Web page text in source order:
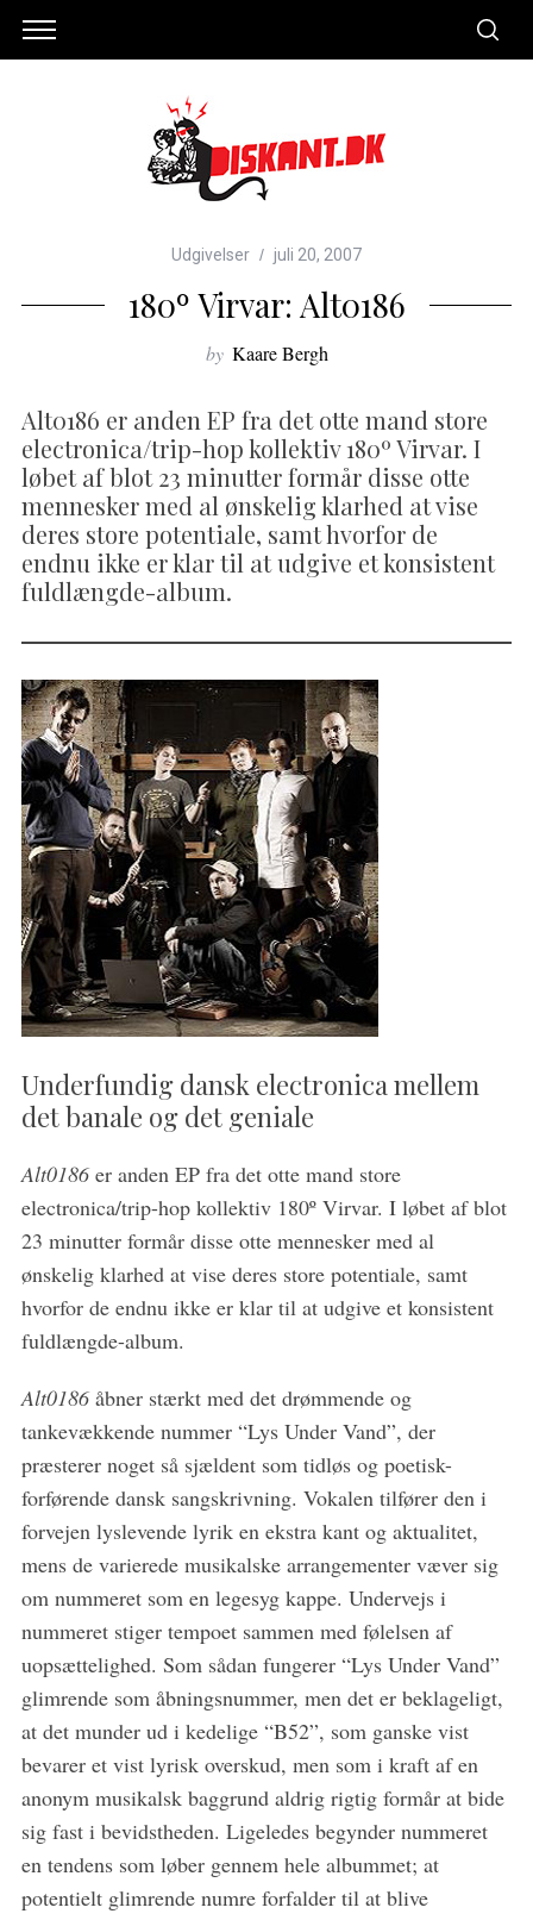
Udgivelser juli 20, 2007
180º Virvar: Alt0186
by Kaare Bergh
Alt0186 er anden EP fra det otte mand store
electronica/trip-hop kollektiv 180º Virvar. I
løbet af blot 23 minutter formår disse otte
mennesker med al ønskelig klarhed at vise
deres store potentiale, samt hvorfor de
endnu ikke er klar til at udgive et konsistent
fuldlængde-album.
Underfundig dansk electronica mellem
det banale og det geniale
Alt0186er anden EP fra det otte mand store
electronica/trip-hop kollektiv 180º Virvar. I løbet af blot
23 minutter formår disse otte mennesker med al
ønskelig klarhed at vise deres store potentiale, samt
hvorfor de endnu ikke er klar til at udgive et konsistent
fuldlængde-album.
Alt0186åbner stærkt med det drømmende og
tankevækkende nummer “Lys Under Vand”, der
præsterer noget så sjældent som tidløs og poetisk-
forførende dansk sangskrivning. Vokalen tilfører den i
forvejen lyslevende lyrik en ekstra kant og aktualitet,
mens de varierede musikalske arrangementer væver sig
om nummeret som en legesyg kappe. Undervejs i
nummeret stiger tempoet sammen med følelsen af
uopsættelighed. Som sådan fungerer “Lys Under Vand”
glimrende som åbningsnummer, men det er beklageligt,
at det munder ud i kedelige “B52”, som ganske vist
bevarer et vist lyrisk overskud, men som i kraft af en
anonym musikalsk baggrund aldrig rigtig formår at bide
sig fast i bevidstheden. Ligeledes begynder nummeret
en tendens som løber gennem hele albummet; at
potentielt glimrende numre forfalder til at blive
S
a
r
c
h
o
r
: